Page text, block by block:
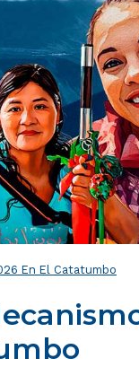
En El Catatumbo